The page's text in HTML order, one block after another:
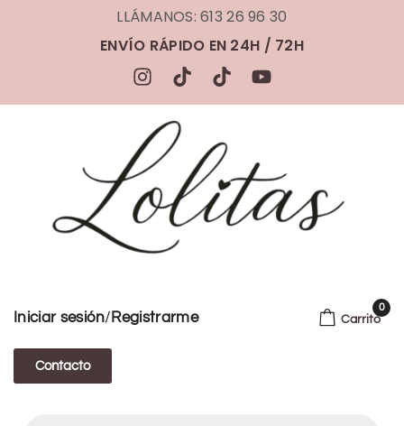
LLÁMANOS: 613 26 96 30
ENVÍO RÁPIDO EN 24H / 72H
Iniciar sesión/ Registrarme
Contacto
Carrito
0